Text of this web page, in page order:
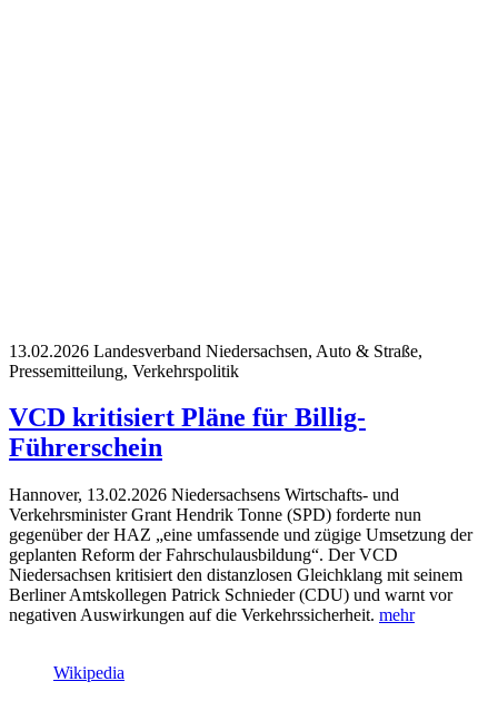
13.02.2026 Landesverband Niedersachsen, Auto & Straße,
Pressemitteilung, Verkehrspolitik
VCD kritisiert Pläne für Billig-
Führerschein
Hannover, 13.02.2026 Niedersachsens Wirtschafts- und
Verkehrsminister Grant Hendrik Tonne (SPD) forderte nun
gegenüber der HAZ „eine umfassende und zügige Umsetzung der
geplanten Reform der Fahrschulausbildung“. Der VCD
Niedersachsen kritisiert den distanzlosen Gleichklang mit seinem
Berliner Amtskollegen Patrick Schnieder (CDU) und warnt vor
negativen Auswirkungen auf die Verkehrssicherheit. mehr
Wikipedia